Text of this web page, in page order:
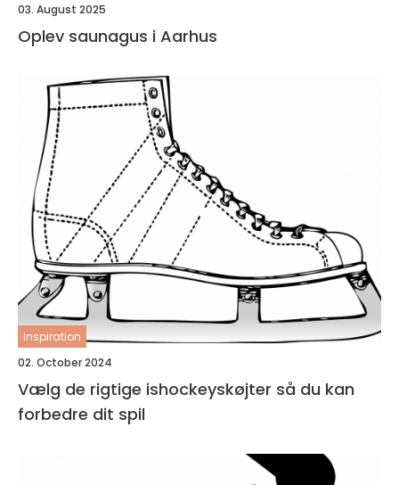
03. August 2025
Oplev saunagus i Aarhus
inspiration
02. October 2024
Vælg de rigtige ishockeyskøjter så du kan
forbedre dit spil